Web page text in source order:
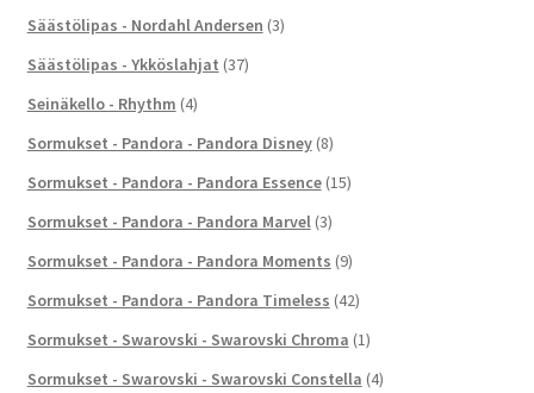
Säästölipas - Nordahl Andersen (3)
Säästölipas - Ykköslahjat (37)
Seinäkello - Rhythm (4)
Sormukset - Pandora - Pandora Disney (8)
Sormukset - Pandora - Pandora Essence (15)
Sormukset - Pandora - Pandora Marvel (3)
Sormukset - Pandora - Pandora Moments (9)
Sormukset - Pandora - Pandora Timeless (42)
Sormukset - Swarovski - Swarovski Chroma (1)
Sormukset - Swarovski - Swarovski Constella (4)